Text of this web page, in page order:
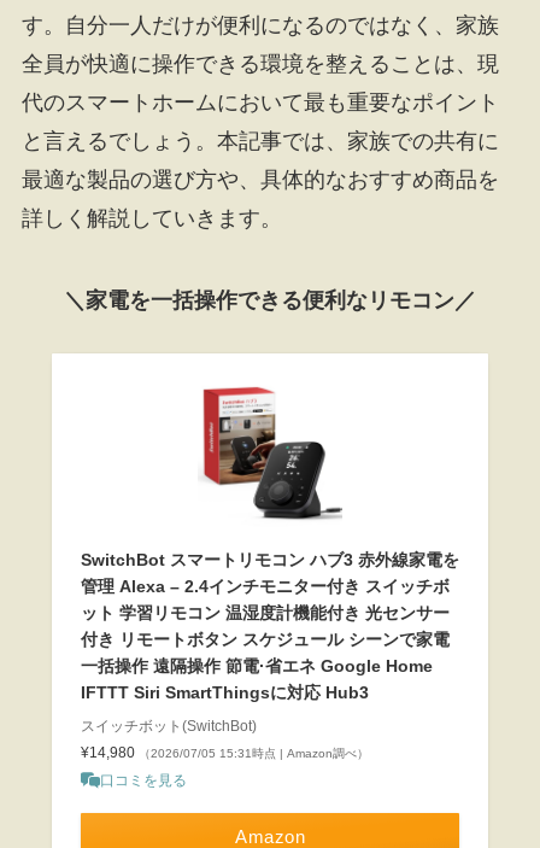
す。自分一人だけが便利になるのではなく、家族
全員が快適に操作できる環境を整えることは、現
代のスマートホームにおいて最も重要なポイント
と言えるでしょう。本記事では、家族での共有に
最適な製品の選び方や、具体的なおすすめ商品を
詳しく解説していきます。
＼家電を一括操作できる便利なリモコン／
SwitchBot スマートリモコン ハブ3 赤外線家電を
管理 Alexa – 2.4インチモニター付き スイッチボ
ット 学習リモコン 温湿度計機能付き 光センサー
付き リモートボタン スケジュール シーンで家電
一括操作 遠隔操作 節電·省エネ Google Home
IFTTT Siri SmartThingsに対応 Hub3
スイッチボット(SwitchBot)
¥14,980
（2026/07/05 15:31時点 | Amazon調べ）
口コミを見る
Amazon